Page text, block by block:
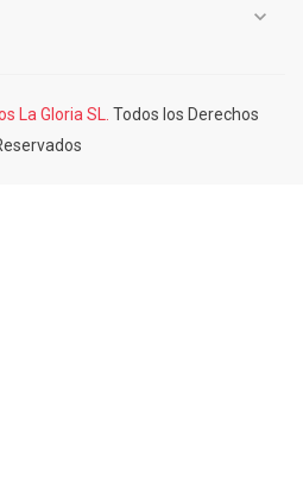
expand_more
La Gloria SL.
Todos los Derechos